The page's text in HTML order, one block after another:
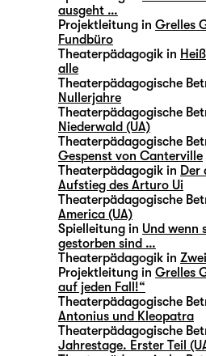
ausgeht …
Projektleitung in Grelles
Fundbüro
Theaterpädagogik in
alle
Theaterpädagogische
Nullerjahre
Theaterpädagogische
Niederwald (UA)
Theaterpädagogische
Gespenst von Canterville
Theaterpädagogik in Der
Aufstieg des Arturo Ui
Theaterpädagogische
America (UA)
Spielleitung in Und wenn
gestorben sind …
Theaterpädagogik in
Projektleitung in Grelles
auf jeden Fall!“
Theaterpädagogische
Antonius und Kleopatra
Theaterpädagogische
Jahrestage. Erster Teil